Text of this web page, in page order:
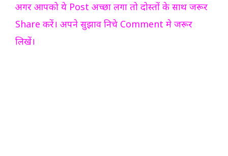
अगर आपको ये Post अच्छा लगा तो दोस्तों के साथ जरूर
Share करें। अपने सुझाव निचे Comment मे जरूर
लिखें।